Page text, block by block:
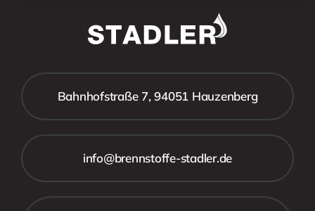
Bahnhofstraße 7, 94051 Hauzenberg
info@brennstoffe-stadler.de